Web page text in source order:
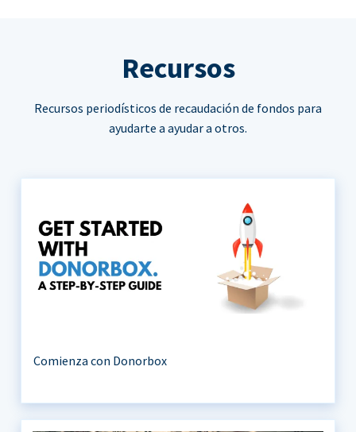
Recursos
Recursos periodísticos de recaudación de fondos para
ayudarte a ayudar a otros.
Comienza con Donorbox